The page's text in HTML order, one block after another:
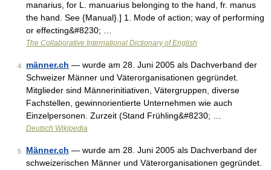
manarius, for L. manuarius belonging to the hand, fr. manus
the hand. See {Manual}.] 1. Mode of action; way of performing
or effecting&#8230; …
The Collaborative International Dictionary of English
4 männer.ch — wurde am 28. Juni 2005 als Dachverband der
Schweizer Männer und Väterorganisationen gegründet.
Mitglieder sind Männerinitiativen, Vätergruppen, diverse
Fachstellen, gewinnorientierte Unternehmen wie auch
Einzelpersonen. Zurzeit (Stand Frühling&#8230; …
Deutsch Wikipedia
5 Männer.ch — wurde am 28. Juni 2005 als Dachverband der
schweizerischen Männer und Väterorganisationen gegründet.